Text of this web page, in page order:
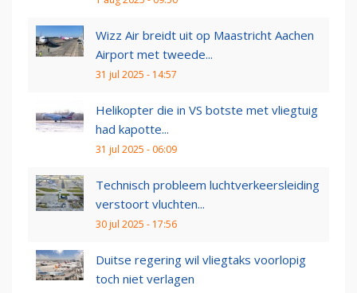
Wizz Air breidt uit op Maastricht Aachen
Airport met tweede...
31 jul 2025 - 14:57
Helikopter die in VS botste met vliegtuig
had kapotte...
31 jul 2025 - 06:09
Technisch probleem luchtverkeersleiding
verstoort vluchten...
30 jul 2025 - 17:56
Duitse regering wil vliegtaks voorlopig
toch niet verlagen